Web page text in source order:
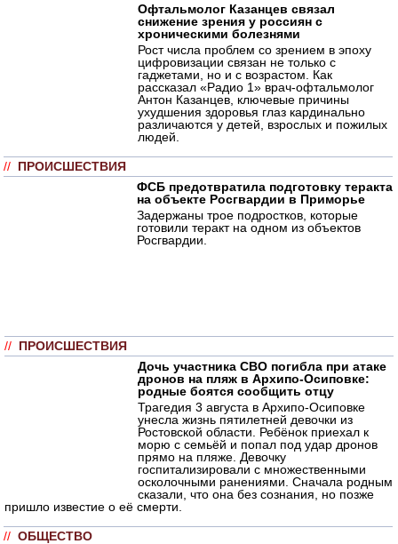
Офтальмолог Казанцев связал
снижение зрения у россиян с
хроническими болезнями
Рост числа проблем со зрением в эпоху
цифровизации связан не только с
гаджетами, но и с возрастом. Как
рассказал «Радио 1» врач-офтальмолог
Антон Казанцев, ключевые причины
ухудшения здоровья глаз кардинально
различаются у детей, взрослых и пожилых
людей.
// ПРОИСШЕСТВИЯ
ФСБ предотвратила подготовку теракта
на объекте Росгвардии в Приморье
Задержаны трое подростков, которые
готовили теракт на одном из объектов
Росгвардии.
// ПРОИСШЕСТВИЯ
Дочь участника СВО погибла при атаке
дронов на пляж в Архипо-Осиповке:
родные боятся сообщить отцу
Трагедия 3 августа в Архипо-Осиповке
унесла жизнь пятилетней девочки из
Ростовской области. Ребёнок приехал к
морю с семьёй и попал под удар дронов
прямо на пляже. Девочку
госпитализировали с множественными
осколочными ранениями. Сначала родным
сказали, что она без сознания, но позже
пришло известие о её смерти.
// ОБЩЕСТВО